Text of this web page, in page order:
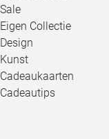
Sale
Eigen Collectie
Design
Kunst
Cadeaukaarten
Cadeautips